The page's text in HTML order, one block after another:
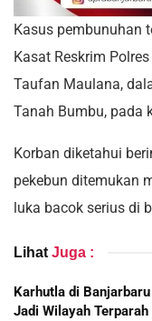
Kasus pembunuhan
Kasat Reskrim
Taufan Maulana,
Tanah Bumbu, pada
Korban diketahui
pekebun ditemukan
luka bacok serius di
Lihat Juga :
Karhutla di
Jadi Wilayah Terparah